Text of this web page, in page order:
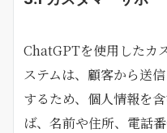
ChatGPTを使用したカ
ステムは、顧客から送
するため、個人情報を
ば、名前や住所、電話